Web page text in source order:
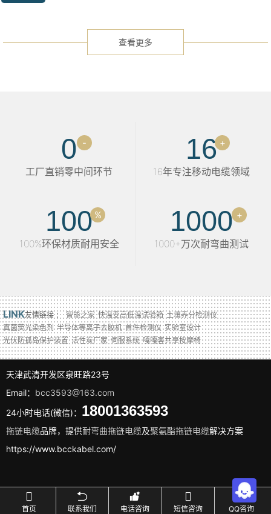
查看更多
0 -
工厂直销零中间环节
16 +
16年专注移动电缆领域
100 %
100%环保材质耐用安全
1000 +
1000+万次耐弯曲测试
LINK友情链接 ： 智能之家 快温变高低温试验箱 土壤养分检测仪
真菌荧光染色剂 半导体等离子去胶机 首件检测仪 实验室设计
光伏防孤岛保护装置 活性炭厂家 伺服系统 嘎嘎客共享按摩椅
天津武清开发区泉旺路23号
Email： bcc3593@163.com
24小时电话(微信)： 18001363593
拖链电缆品牌，提供耐弯曲拖链电缆及聚氨酯拖链电缆解决方案
https://www.bcckabel.com/

首页

联系我们

电话咨询

短信咨询

QQ咨询